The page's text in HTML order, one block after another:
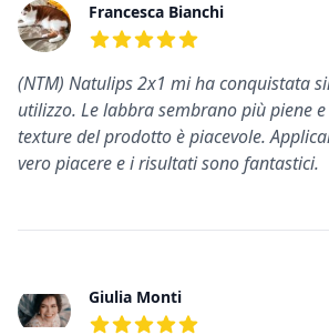
Francesca Bianchi
(NTM) Natulips 2x1 mi ha conquistata
utilizzo. Le labbra sembrano più piene
texture del prodotto è piacevole.
vero piacere e i risultati sono fantastici.
Giulia Monti